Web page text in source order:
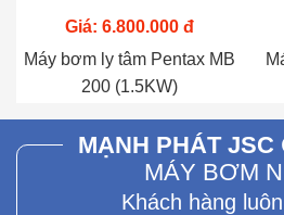
Giá: 6.800.000 đ
Máy bơm ly tâm Pentax MB
200 (1.5KW)
MẠNH PHÁT JSC
MÁY BƠM
Khách hàng